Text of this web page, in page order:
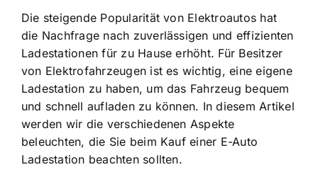
Die steigende Popularität von Elektroautos hat
die Nachfrage nach zuverlässigen und effizienten
Ladestationen für zu Hause erhöht. Für Besitzer
von Elektrofahrzeugen ist es wichtig, eine eigene
Ladestation zu haben, um das Fahrzeug bequem
und schnell aufladen zu können. In diesem Artikel
werden wir die verschiedenen Aspekte
beleuchten, die Sie beim Kauf einer E-Auto
Ladestation beachten sollten.